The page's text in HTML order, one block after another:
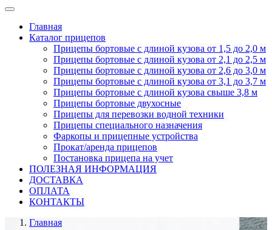
Главная
Каталог прицепов
Прицепы бортовые с длиной кузова от 1,5 до 2,0 м
Прицепы бортовые с длиной кузова от 2,1 до 2,5 м
Прицепы бортовые с длиной кузова от 2,6 до 3,0 м
Прицепы бортовые с длиной кузова от 3,1 до 3,7 м
Прицепы бортовые с длиной кузова свыше 3,8 м
Прицепы бортовые двухосные
Прицепы для перевозки водной техники
Прицепы специального назначения
Фаркопы и прицепные устройства
Прокат/аренда прицепов
Постановка прицепа на учет
ПОЛЕЗНАЯ ИНФОРМАЦИЯ
ДОСТАВКА
ОПЛАТА
КОНТАКТЫ
Главная